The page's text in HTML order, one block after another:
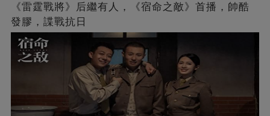
《雷霆戰將》后繼有人，《宿命之敵》首播，帥酷
發膠，諜戰抗日